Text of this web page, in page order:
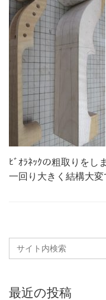
ﾋﾞｵﾗﾈｯｸの粗取りをし
一回り大きく結構大変
最近の投稿